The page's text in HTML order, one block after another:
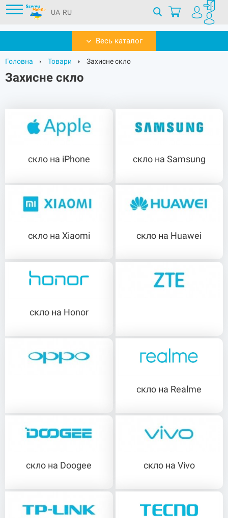
UA RU
Весь каталог
Головна Товари Захисне скло
Захисне скло
скло на iPhone скло на Samsung
скло на Xiaomi скло на Huawei
скло на Honor
скло на ZTE
скло на Realme
скло на Doogee скло на Vivo